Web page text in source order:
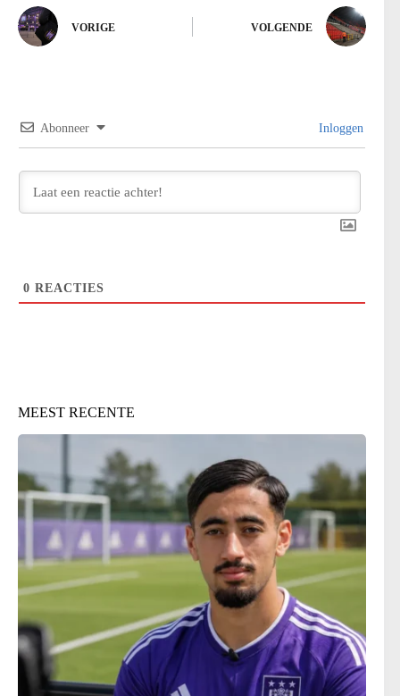
VORIGE VOLGENDE
Abonneer Inloggen
0 REACTIES
MEEST RECENTE